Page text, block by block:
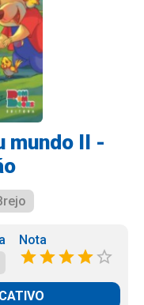
mundo II -
Nota